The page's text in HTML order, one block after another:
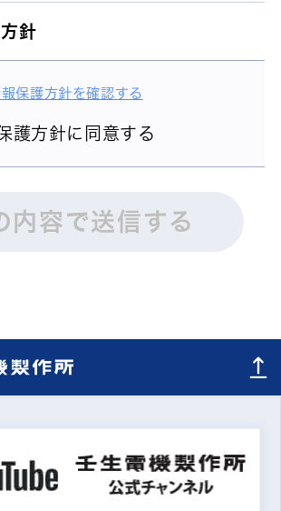
針
保護方針を確認する
護方針に同意する
内容で送信する